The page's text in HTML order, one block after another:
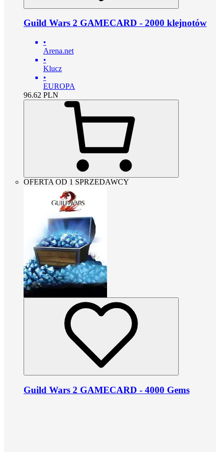
Guild Wars 2 GAMECARD - 2000 klejnotów
•
Arena.net
•
Klucz
•
EUROPA
96.62 PLN
OFERTA OD 1 SPRZEDAWCY
Guild Wars 2 GAMECARD - 4000 Gems